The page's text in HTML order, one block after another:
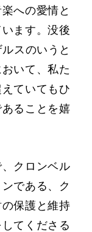
への愛情と
ます。没後
スのいうと
いて、私た
ていてもひ
ることを嬉
クロンベル
である、ク
保護と維持
てくださる